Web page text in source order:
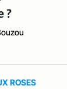
?
ROSES